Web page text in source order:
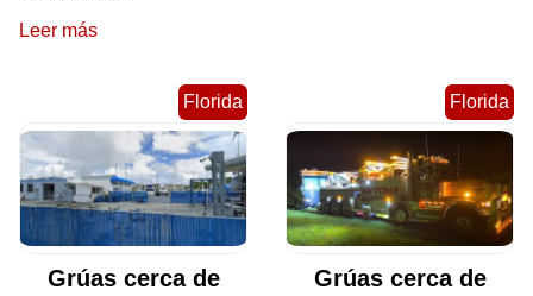
Leer más
Florida
Grúas cerca de
Florida
Grúas cerca de